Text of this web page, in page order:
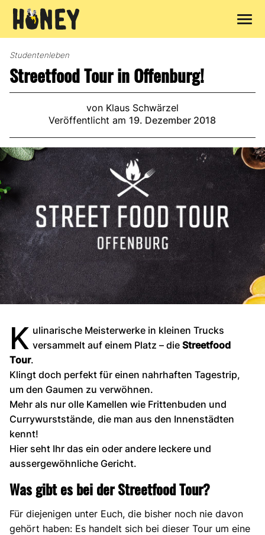
Inhalt
Studentenleben
Streetfood Tour in Offenburg!
von Klaus Schwärzel
Veröffentlicht am 19. Dezember 2018
K ulinarische Meisterwerke in kleinen Trucks
versammelt auf einem Platz – dieStreetfood
Tour.
Klingt doch perfekt für einen nahrhaften Tagestrip,
um den Gaumen zu verwöhnen.
Mehr als nur olle Kamellen wie Frittenbuden und
Currywurststände, die man aus den Innenstädten
kennt!
Hier seht Ihr das ein oder andere leckere und
aussergewöhnliche Gericht.
Was gibt es bei der Streetfood Tour?
Für diejenigen unter Euch, die bisher noch nie davon
gehört haben: Es handelt sich bei dieser Tour um eine